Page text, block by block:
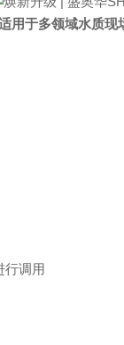
用于多领域水质现
行调用